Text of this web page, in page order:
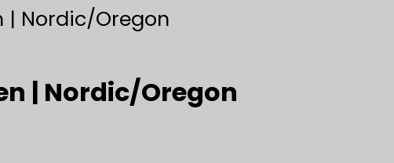
| Nordic/Oregon
| Nordic/Oregon